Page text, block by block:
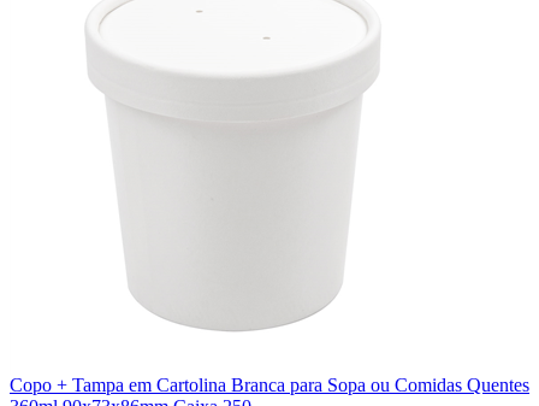
Copo + Tampa em Cartolina Branca para Sopa ou Comidas Quentes